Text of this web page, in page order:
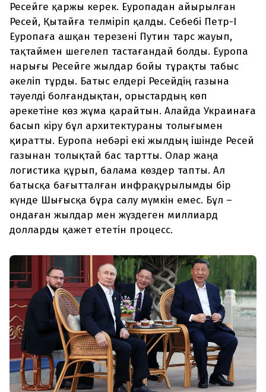
Ресейге қаржы керек. Еуропадан айырылған
Ресей, Қытайға телміріп қалды. Себебі Петр-І
Еуропаға ашқан терезені Путин тарс жауып,
тақтаймен шегелеп тастағандай болды. Еуропа
нарығы Ресейге жылдар бойы тұрақты табыс
әкеліп тұрды. Батыс елдері Ресейдің газына
тәуелді болғандықтан, орыстардың көп
әрекетіне көз жұма қарайтын. Алайда Украинаға
басып кіру бұл архитектураны толығымен
қиратты. Еуропа небәрі екі жылдың ішінде Ресей
газынан толықтай бас тартты. Олар жаңа
логистика құрып, балама көздер тапты. Ал
батысқа бағытталған инфрақұрылымды бір
күнде Шығысқа бұра салу мүмкін емес. Бұл –
ондаған жылдар мен жүздеген миллиард
долларды қажет ететін процесс.